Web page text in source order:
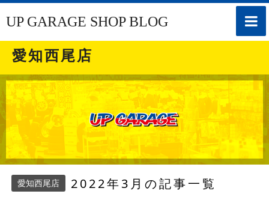
toggle
UP GARAGE SHOP BLOG
愛知西尾店
愛知西尾店 2022年3月の記事一覧